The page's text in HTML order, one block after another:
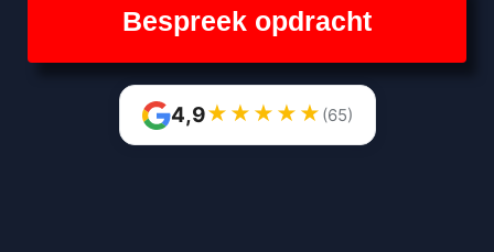
Bespreek opdracht
4,9★ ★ ★ ★ ★ (65)